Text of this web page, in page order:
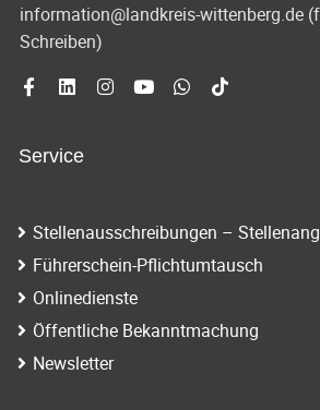
information@landkreis-wittenberg.de
Schreiben)
Service
Stellenausschreibungen –
Führerschein-Pflichtumtausch
Onlinedienste
Öffentliche Bekanntmachung
Newsletter